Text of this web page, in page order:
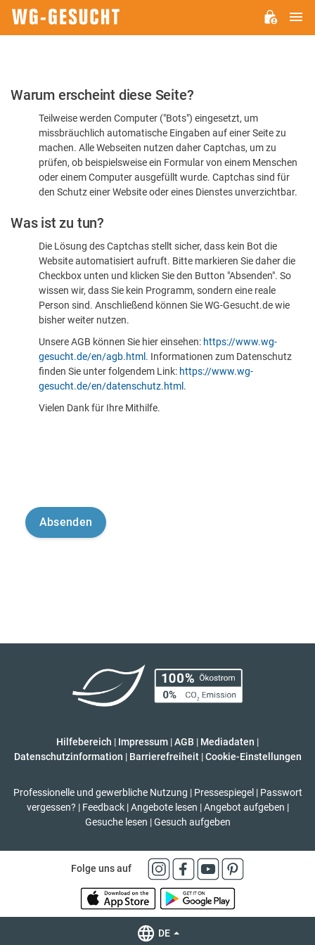
Bitte
dass
sind
Warum erscheint diese Seite?
Teilweise werden Computer ("Bots") eingesetzt, um
missbräuchlich automatische Eingaben auf einer Seite zu
machen. Alle Webseiten nutzen daher Captchas, um zu
prüfen, ob beispielsweise ein Formular von einem Menschen
oder einem Computer ausgefüllt wurde. Captchas sind für
den Schutz einer Website oder eines Dienstes unverzichtbar.
Was ist zu tun?
Die Lösung des Captchas stellt sicher, dass kein Bot die
Website automatisiert aufruft. Bitte markieren Sie daher die
Checkbox unten und klicken Sie den Button "Absenden". So
wissen wir, dass Sie kein Programm, sondern eine reale
Person sind. Anschließend können Sie WG-Gesucht.de wie
bisher weiter nutzen.
Unsere AGB können Sie hier einsehen: https://www.wg-
gesucht.de/en/agb.html . Informationen zum Datenschutz
finden Sie unter folgendem Link: https://www.wg-
gesucht.de/en/datenschutz.html .
Vielen Dank für Ihre Mithilfe.
Hilfebereich | Impressum |AGB | Mediadaten |
Datenschutzinformation | Barrierefreiheit | Cookie-Einstellungen
Professionelle und gewerbliche Nutzung | Pressespiegel | Passwort
vergessen? | Feedback | Angebote lesen | Angebot aufgeben |
Gesuche lesen | Gesuch aufgeben
Folge uns auf
DE